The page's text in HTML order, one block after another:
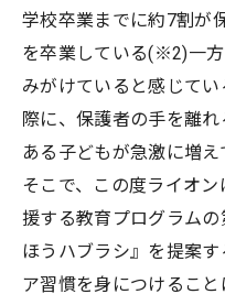
学校卒業までに約7割が
を卒業している(※2)一
みがけていると感じて
際に、保護者の手を離
ある子どもが急激に増え
そこで、この度ライオ
援する教育プログラム
ほうハブラシ』を提案
ア習慣を身につけるこ